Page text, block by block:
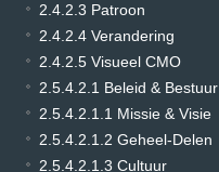
2.4.2.3 Patroon
2.4.2.4 Verandering
2.4.2.5 Visueel CMO
2.5.4.2.1 Beleid & Bestuur
2.5.4.2.1.1 Missie & Visie
2.5.4.2.1.2 Geheel-Delen
2.5.4.2.1.3 Cultuur